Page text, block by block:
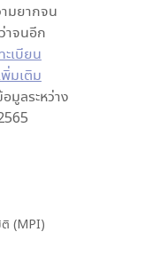
มยากจน
าจนอีก
เบียน
พิ่มเติม
มูลระหว่าง
ติ (MPI)